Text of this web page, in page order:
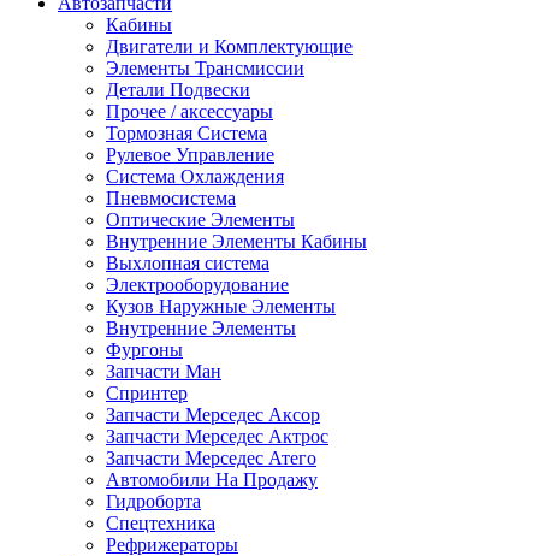
Кабины
Двигатели и Комплектующие
Элементы Трансмиссии
Детали Подвески
Прочее / аксессуары
Тормозная Система
Рулевое Управление
Система Охлаждения
Пневмосистема
Оптические Элементы
Внутренние Элементы Кабины
Выхлопная система
Электрооборудование
Кузов Наружные Элементы
Внутренние Элементы
Фургоны
Запчасти Ман
Спринтер
Запчасти Мерседес Аксор
Запчасти Мерседес Актрос
Запчасти Мерседес Атего
Автомобили На Продажу
Гидроборта
Спецтехника
Рефрижераторы